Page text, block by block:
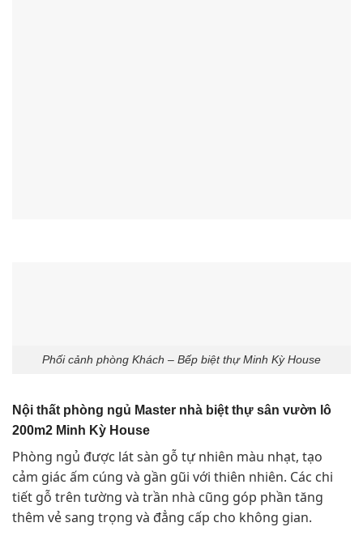
Phối cảnh phòng Khách – Bếp biệt thự Minh Kỳ House
Nội thất phòng ngủ Master nhà biệt thự sân vườn lô
200m2 Minh Kỳ House
Phòng ngủ được lát sàn gỗ tự nhiên màu nhạt, tạo
cảm giác ấm cúng và gần gũi với thiên nhiên. Các chi
tiết gỗ trên tường và trần nhà cũng góp phần tăng
thêm vẻ sang trọng và đẳng cấp cho không gian.